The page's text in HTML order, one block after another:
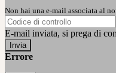
Non hai una e-mail associata al
E-mail inviata, si prega di
Errore